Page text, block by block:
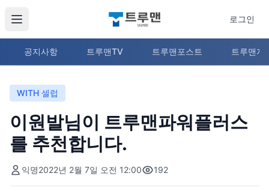
로그인
공지사항 트루맨TV 트루맨포스트 트루맨지
WITH 셀럽
이원발님이 트루맨파워플러스
를 추천합니다.
익명2022년 2월 7일 오전 12:00 192